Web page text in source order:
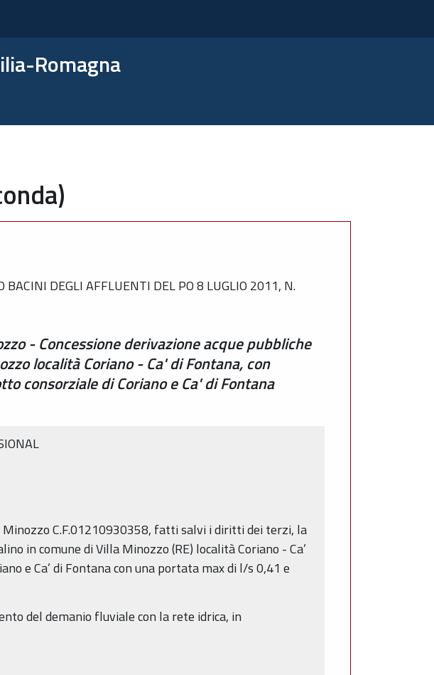
Romagna
BACINI DEGLI AFFLUENTI DEL PO 8 LUGLIO 2011, N.
- Concessione derivazione acque pubbliche
località Coriano - Ca' di Fontana, con
consorziale di Coriano e Ca' di Fontana
Minozzo C.F.01210930358, fatti salvi i diritti dei terzi, la
in comune di Villa Minozzo (RE) località Coriano - Ca’
e Ca’ di Fontana con una portata max di l/s 0,41 e
del demanio fluviale con la rete idrica, in